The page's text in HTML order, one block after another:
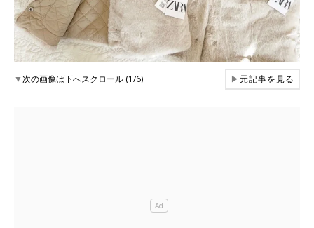
▼次の画像は下へスクロール (1/6) ▶元記事を見る